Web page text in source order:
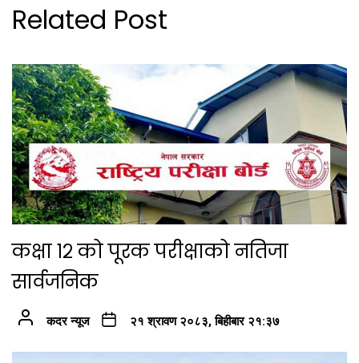
Related Post
कक्षा १२ को पूरक परीक्षाको नतिजा
सार्वजनिक
कदर न्यूज २१ श्रावण २०८३, बिहीबार २१:३७